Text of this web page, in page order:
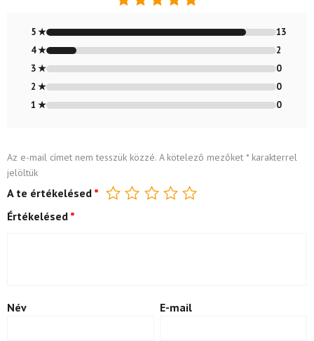
4.87/ 5
5 ★
13
4 ★
2
3 ★
0
2 ★
0
1 ★
0
Az e-mail címet nem tesszük közzé. A kötelező mezőket *karakterrel
jelöltük
A te értékelésed *
Értékelésed *
Név E-mail